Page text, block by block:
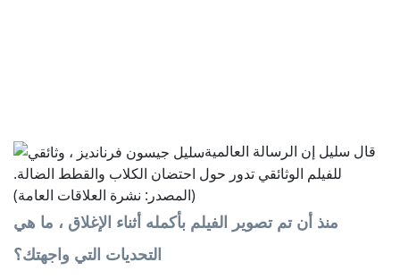
قال سليل إن الرسالة العالمية
للفيلم الوثائقي تدور حول احتضان الكلاب والقطط الضالة.
(المصدر: نشرة العلاقات العامة)
منذ أن تم تصوير الفيلم بأكمله أثناء الإغلاق ، ما هي
التحديات التي واجهتك؟